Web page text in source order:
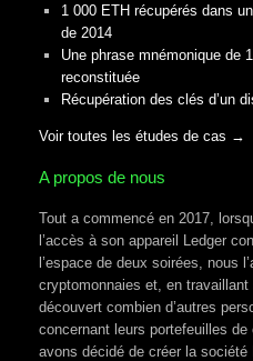
1 000 ETH récupérés dans
de 2014
Une phrase mnémonique de
reconstituée
Récupération des clés d’un
Voir toutes les études de cas →
A propos de nous
Tout a commencé en 2017,
l’accès à son appareil Ledger
l’espace de deux soirées, nous
cryptomonnaies et, en
découvert combien d’autres
concernant leurs portefeuilles
avons décidé de créer la